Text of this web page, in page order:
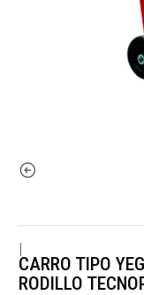
CARRO TIPO
RODILLO